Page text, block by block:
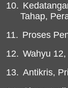
10.
Tahap,
11. Proses
12. Wahyu
13. Antikris,